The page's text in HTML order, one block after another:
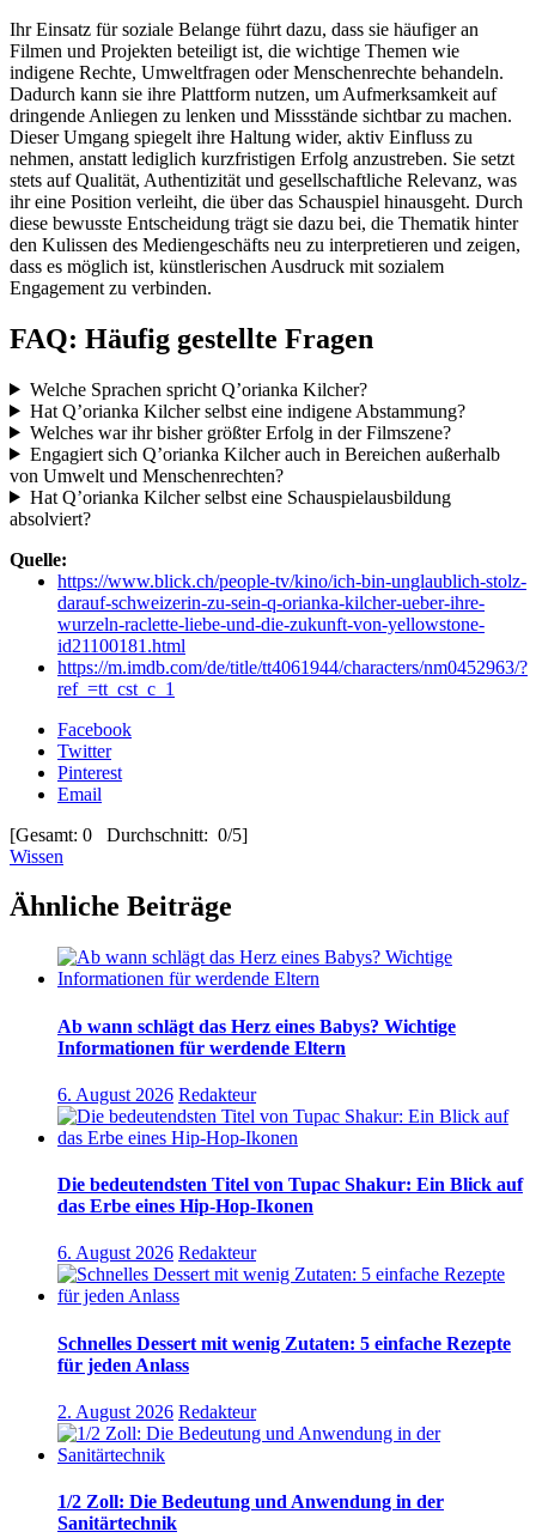
Ihr Einsatz für soziale Belange führt dazu, dass sie häufiger an
Filmen und Projekten beteiligt ist, die wichtige Themen wie
indigene Rechte, Umweltfragen oder Menschenrechte behandeln.
Dadurch kann sie ihre Plattform nutzen, um Aufmerksamkeit auf
dringende Anliegen zu lenken und Missstände sichtbar zu machen.
Dieser Umgang spiegelt ihre Haltung wider, aktiv Einfluss zu
nehmen, anstatt lediglich kurzfristigen Erfolg anzustreben. Sie setzt
stets auf Qualität, Authentizität und gesellschaftliche Relevanz, was
ihr eine Position verleiht, die über das Schauspiel hinausgeht. Durch
diese bewusste Entscheidung trägt sie dazu bei, die Thematik hinter
den Kulissen des Mediengeschäfts neu zu interpretieren und zeigen,
dass es möglich ist, künstlerischen Ausdruck mit sozialem
Engagement zu verbinden.
FAQ: Häufig gestellte Fragen
Welche Sprachen spricht Q’orianka Kilcher?
Hat Q’orianka Kilcher selbst eine indigene Abstammung?
Welches war ihr bisher größter Erfolg in der Filmszene?
Engagiert sich Q’orianka Kilcher auch in Bereichen außerhalb
von Umwelt und Menschenrechten?
Hat Q’orianka Kilcher selbst eine Schauspielausbildung
absolviert?
Quelle:
https://www.blick.ch/people-tv/kino/ich-bin-unglaublich-stolz-
darauf-schweizerin-zu-sein-q-orianka-kilcher-ueber-ihre-
wurzeln-raclette-liebe-und-die-zukunft-von-yellowstone-
id21100181.html
https://m.imdb.com/de/title/tt4061944/characters/nm0452963/?
ref_=tt_cst_c_1
Facebook
Twitter
Pinterest
Email
[Gesamt: 0 Durchschnitt: 0/5]
Wissen
Ähnliche Beiträge
Ab wann schlägt das Herz eines Babys? Wichtige
Informationen für werdende Eltern
6. August 2026 Redakteur
Die bedeutendsten Titel von Tupac Shakur: Ein Blick auf
das Erbe eines Hip-Hop-Ikonen
6. August 2026 Redakteur
Schnelles Dessert mit wenig Zutaten: 5 einfache Rezepte
für jeden Anlass
2. August 2026 Redakteur
1/2 Zoll: Die Bedeutung und Anwendung in der
Sanitärtechnik